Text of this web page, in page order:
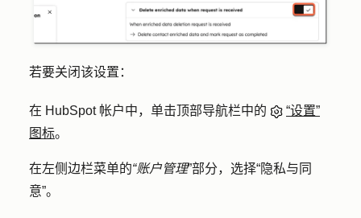
若要关闭该设置：
在 HubSpot 帐户中，单击顶部导航栏中的
“设置”
图标。
在左侧边栏菜单的“账户管理”部分，选择“隐私与同
意”。